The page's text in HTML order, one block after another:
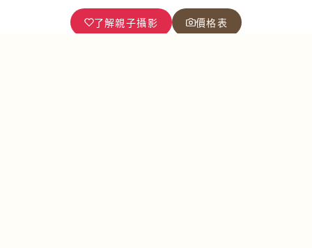
了解親子攝影 價格表